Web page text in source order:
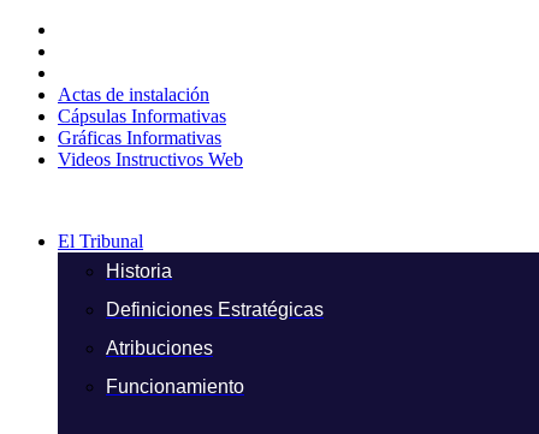
contenido
Actas de instalación
Cápsulas Informativas
Gráficas Informativas
Videos Instructivos Web
El Tribunal
Historia
Definiciones Estratégicas
Atribuciones
Funcionamiento